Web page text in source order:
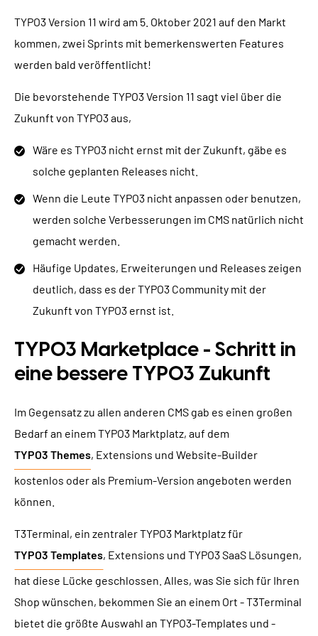
TYPO3 Version 11 wird am 5. Oktober 2021 auf den Markt
kommen, zwei Sprints mit bemerkenswerten Features
werden bald veröffentlicht!
Die bevorstehende TYPO3 Version 11 sagt viel über die
Zukunft von TYPO3 aus,
Wäre es TYPO3 nicht ernst mit der Zukunft, gäbe es
solche geplanten Releases nicht.
Wenn die Leute TYPO3 nicht anpassen oder benutzen,
werden solche Verbesserungen im CMS natürlich nicht
gemacht werden.
Häufige Updates, Erweiterungen und Releases zeigen
deutlich, dass es der TYPO3 Community mit der
Zukunft von TYPO3 ernst ist.
TYPO3 Marketplace - Schritt in
eine bessere TYPO3 Zukunft
Im Gegensatz zu allen anderen CMS gab es einen großen
Bedarf an einem TYPO3 Marktplatz, auf dem
TYPO3 Themes, Extensions und Website-Builder
kostenlos oder als Premium-Version angeboten werden
können.
T3Terminal, ein zentraler TYPO3 Marktplatz für
TYPO3 Templates, Extensions und TYPO3 SaaS Lösungen,
hat diese Lücke geschlossen. Alles, was Sie sich für Ihren
Shop wünschen, bekommen Sie an einem Ort - T3Terminal
bietet die größte Auswahl an TYPO3-Templates und -